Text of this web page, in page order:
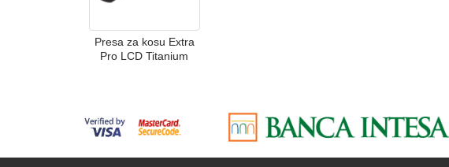
Presa za kosu Extra
Pro LCD Titanium